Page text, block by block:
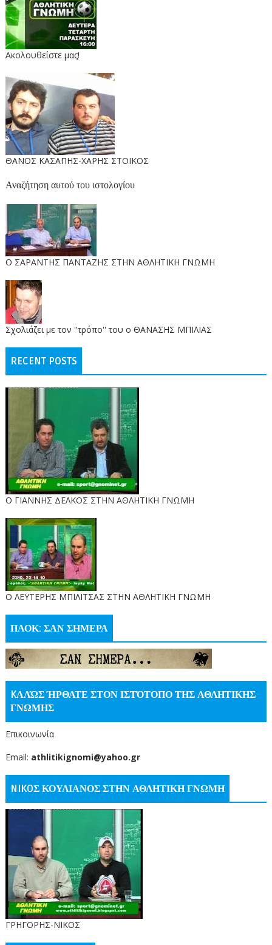
Ακολουθείστε μας!
ΘΑΝΟΣ ΚΑΣΑΠΗΣ-ΧΑΡΗΣ ΣΤΟΙΚΟΣ
Αναζήτηση αυτού του ιστολογίου
O ΣΑΡΑΝΤΗΣ ΠΑΝΤΑΖΗΣ ΣΤΗΝ ΑΘΛΗΤΙΚΗ ΓΝΩΜΗ
Σχολιάζει με τον ''τρόπο'' του ο ΘΑΝΑΣΗΣ ΜΠΙΛΙΑΣ
RECENT POSTS
Ο ΓΙΑΝΝΗΣ ΔΕΛΚΟΣ ΣΤΗΝ ΑΘΛΗΤΙΚΗ ΓΝΩΜΗ
O ΛΕΥΤΕΡΗΣ ΜΠΙΛΙΤΣΑΣ ΣΤΗΝ ΑΘΛΗΤΙΚΗ ΓΝΩΜΗ
ΠΑΟΚ: ΣΑΝ ΣΗΜΕΡΑ
KΑΛΏΣ ΉΡΘΑΤΕ ΣΤΟΝ ΙΣΤΌΤΟΠΟ ΤΗΣ ΑΘΛΗΤΙΚΗΣ
ΓΝΩΜΗΣ
Επικοινωνία
Email: athlitikignomi@yahoo.gr
NIKOΣ ΚΟΥΛΙΑΝΟΣ ΣΤΗΝ ΑΘΛΗΤΙΚΗ ΓΝΩΜΗ
ΓΡΗΓΟΡΗΣ-ΝΙΚΟΣ